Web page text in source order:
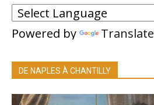
Powered by Translate
DE NAPLES À CHANTILLY